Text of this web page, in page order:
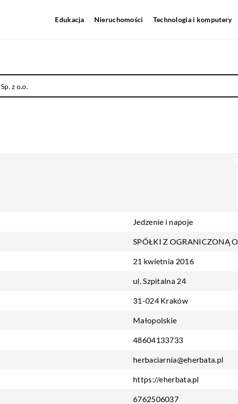
Edukacja Nieruchomości Technologia i komputery
z o.o.
Jedzenie i napoje
SPÓŁKI Z OGRANICZONĄ
21 kwietnia 2016
ul. Szpitalna 24
31-024 Kraków
Małopolskie
48604133733
herbaciarnia@eherbata.pl
https://eherbata.pl
6762506037